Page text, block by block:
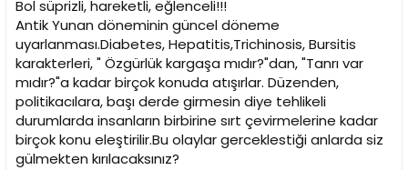
Bol süprizli, hareketli, eğlenceli!!!
Antik Yunan döneminin güncel döneme
uyarlanması.Diabetes, Hepatitis,Trichinosis, Bursitis
karakterleri, " Özgürlük kargaşa mıdır?"dan, "Tanrı var
mıdır?"a kadar birçok konuda atışırlar. Düzenden,
politikacılara, başı derde girmesin diye tehlikeli
durumlarda insanların birbirine sırt çevirmelerine kadar
birçok konu eleştirilir.Bu olaylar gerceklestiği anlarda siz
gülmekten kırılacaksınız?